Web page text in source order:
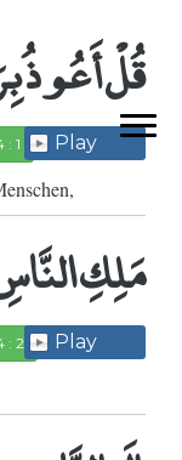
قُلْ أَعُوذُ
: 1 Play
مَلِكِ
: 2 Play